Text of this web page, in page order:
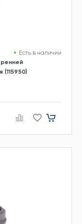
Есть в наличии
(115950)